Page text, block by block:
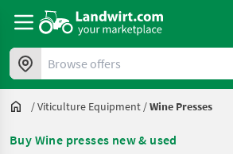
Browse offers
/Viticulture Equipment /Wine Presses
Buy Wine presses new & used